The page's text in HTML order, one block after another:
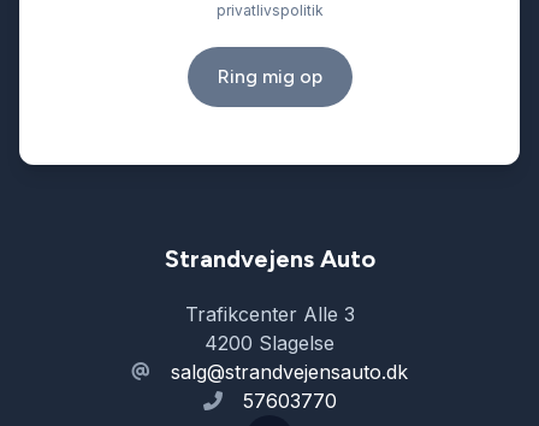
privatlivspolitik
Ring mig op
Strandvejens Auto
Trafikcenter Alle 3
4200 Slagelse
salg@strandvejensauto.dk
57603770